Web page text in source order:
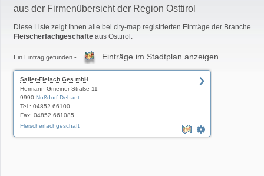
aus der Firmenübersicht der Region Osttirol
Diese Liste zeigt Ihnen alle bei city-map registrierten Einträge der Branche
Fleischerfachgeschäfte aus Osttirol.
Ein Eintrag gefunden - Einträge im Stadtplan anzeigen
Sailer-Fleisch Ges.mbH
Hermann Gmeiner-Straße 11
9990 Nußdorf-Debant
Tel.: 04852 66100
Fax: 04852 661085
Fleischerfachgeschäft